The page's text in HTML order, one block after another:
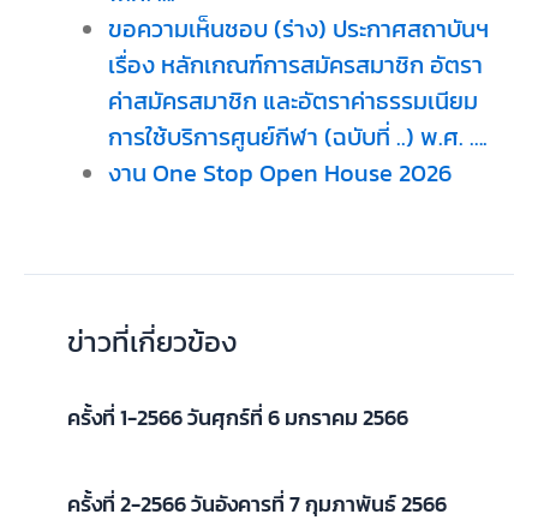
ขอความเห็นชอบ (ร่าง) ประกาศสถาบันฯ
เรื่อง หลักเกณฑ์การสมัครสมาชิก อัตรา
ค่าสมัครสมาชิก และอัตราค่าธรรมเนียม
การใช้บริการศูนย์กีฬา (ฉบับที่ ..) พ.ศ. ….
งาน One Stop Open House 2026
ข่าวที่เกี่ยวข้อง
ครั้งที่ 1-2566 วันศุกร์ที่ 6 มกราคม 2566
ครั้งที่ 2-2566 วันอังคารที่ 7 กุมภาพันธ์ 2566